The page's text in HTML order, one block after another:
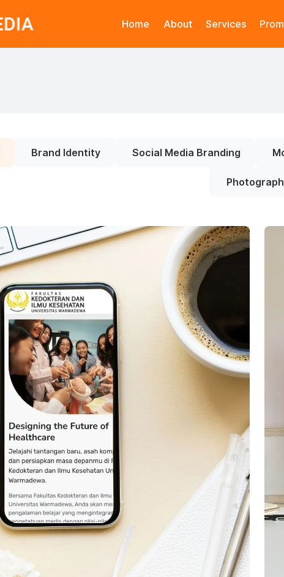
Home About Services
Brand Identity Social Media Branding